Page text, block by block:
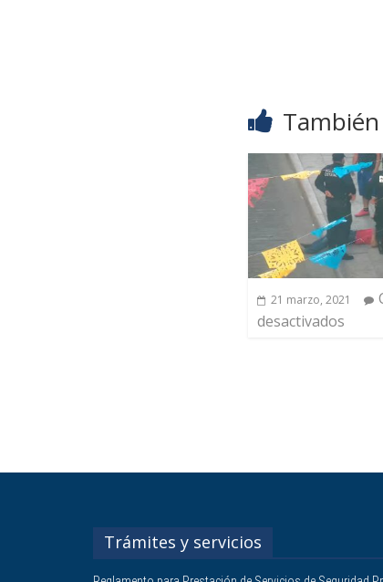
21 marzo, 2021
desactivados
Trámites y servicios